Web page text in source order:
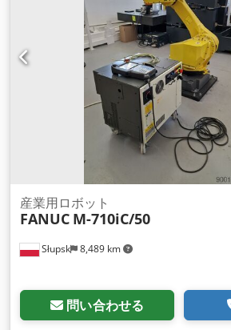
Słupsk 8,489 km
産業用ロボット
FANUC M-710iC/50
問い合わせる